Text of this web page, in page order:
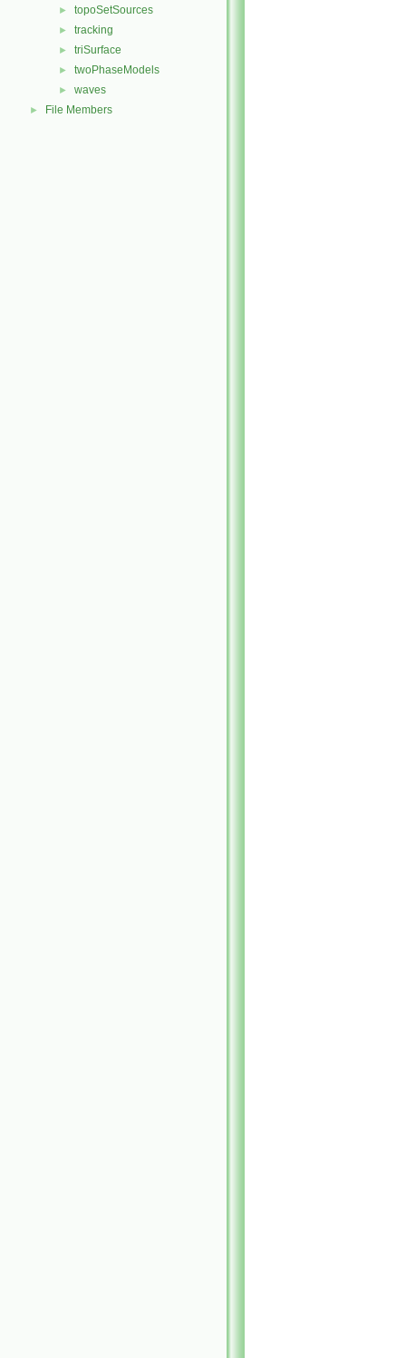
► topoSetSources
► tracking
► triSurface
► twoPhaseModels
► waves
► File Members